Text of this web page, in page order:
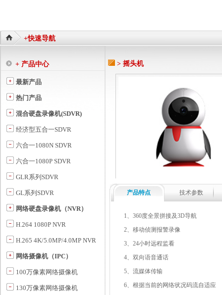
+快速导航
+ 产品中心
最新产品
热门产品
混合硬盘录像机(SDVR)
经济型五合一SDVR
六合一1080N SDVR
六合一1080P SDVR
GLR系列SDVR
GL系列SDVR
网络硬盘录像机（NVR）
H.264 1080P NVR
H.265 4K/5.0MP/4.0MP NVR
网络摄像机（IPC）
100万像素网络摄像机
130万像素网络摄像机
> 摇头机
产品特点 技术参数
1、360度全景拼接及3D导航
2、移动侦测报警录像
3、24小时远程监看
4、双向语音通话
5、流媒体传输
6、根据当前的网络状况码流自适应